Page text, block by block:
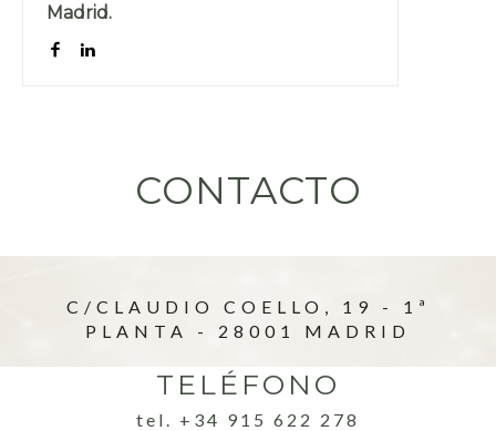
Madrid.
CONTACTO
C/CLAUDIO COELLO, 19 - 1ª
PLANTA - 28001 MADRID
TELÉFONO
tel. +34 915 622 278